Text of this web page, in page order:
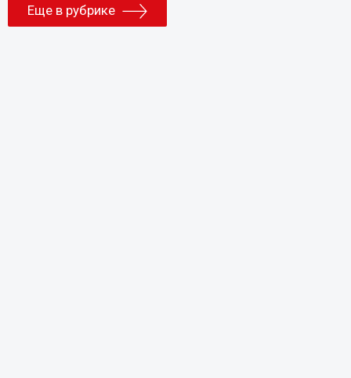
Еще в рубрике